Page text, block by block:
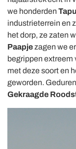
we honderden
industrieterrein en
het dorp, ze zaten
Paapjezagen we
begrippen extreem
met deze soort en
geworden.
Gekraagde